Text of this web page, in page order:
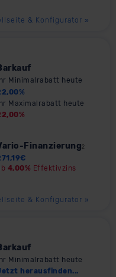
& Konfigurator »
Ihr Minimalrabatt heute
%
Ihr Maximalrabatt heute
%
Finanzierung 2
€
4,00% Effektivzins
& Konfigurator »
Minimalrabatt heute
herausfinden...